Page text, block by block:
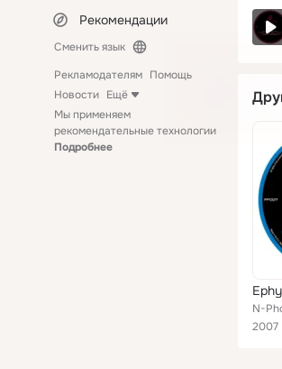
Рекомендации
Сменить язык
Рекламодателям Помощь
Новости Ещё
Мы применяем
рекомендательные технологии
Подробнее
N-
2007